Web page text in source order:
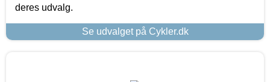
deres udvalg.
Se udvalget på Cykler.dk